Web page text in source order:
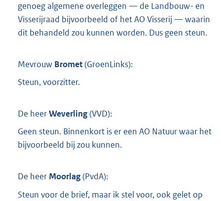
genoeg algemene overleggen — de Landbouw- en
Visserijraad bijvoorbeeld of het AO Visserij — waarin
dit behandeld zou kunnen worden. Dus geen steun.
Mevrouw Bromet(GroenLinks):
Steun, voorzitter.
De heerWeverling(VVD):
Geen steun. Binnenkort is er een AO Natuur waar het
bijvoorbeeld bij zou kunnen.
De heer Moorlag(PvdA):
Steun voor de brief, maar ik stel voor, ook gelet op